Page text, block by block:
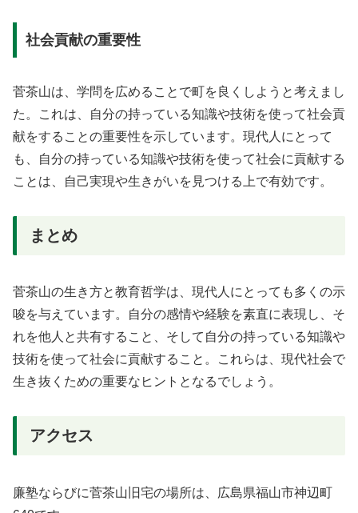
社会貢献の重要性
菅茶山は、学問を広めることで町を良くしようと考えまし
た。これは、自分の持っている知識や技術を使って社会貢
献をすることの重要性を示しています。現代人にとって
も、自分の持っている知識や技術を使って社会に貢献する
ことは、自己実現や生きがいを見つける上で有効です。
まとめ
菅茶山の生き方と教育哲学は、現代人にとっても多くの示
唆を与えています。自分の感情や経験を素直に表現し、そ
れを他人と共有すること、そして自分の持っている知識や
技術を使って社会に貢献すること。これらは、現代社会で
生き抜くための重要なヒントとなるでしょう。
アクセス
廉塾ならびに菅茶山旧宅の場所は、広島県福山市神辺町